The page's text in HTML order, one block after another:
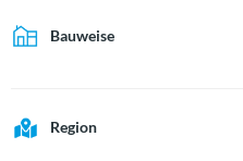
Bauweise
Region